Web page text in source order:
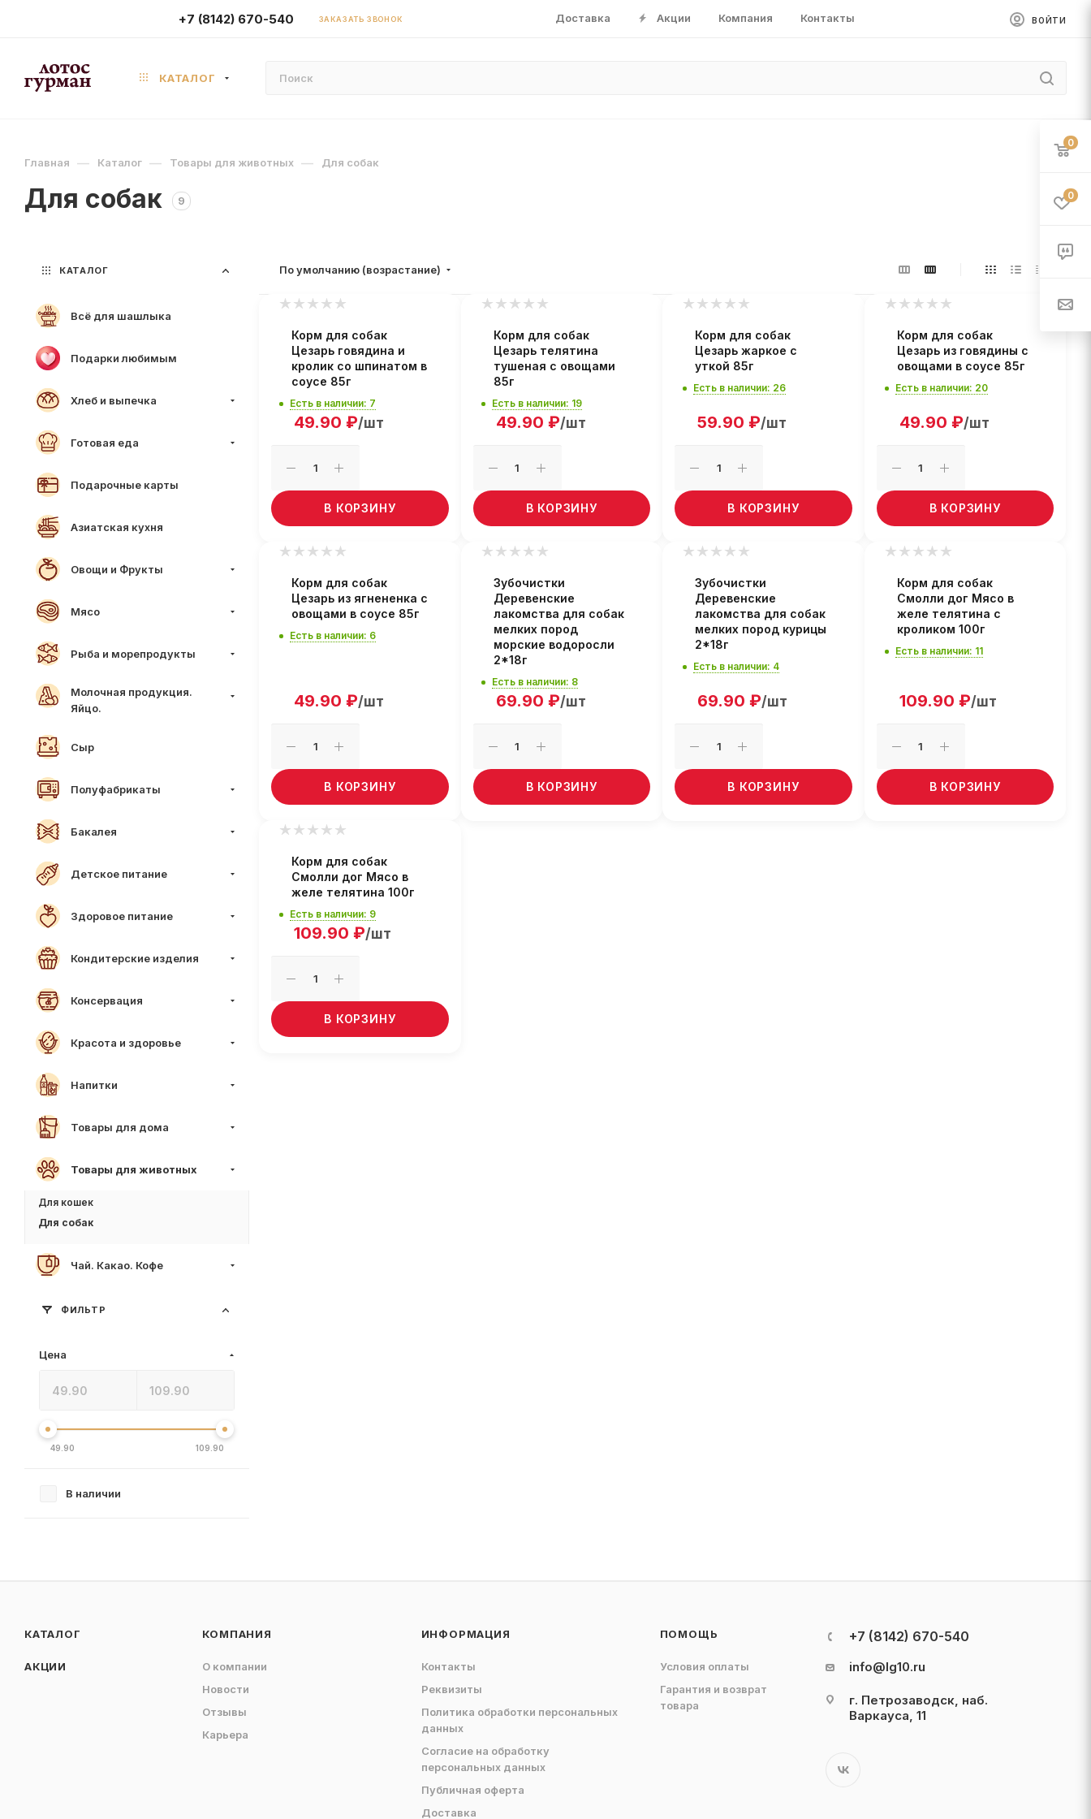
+7 (8142) 670-540 ЗАКАЗАТЬ ЗВОНОК Доставка Акции Компания Контакты ВОЙТИ
КАТАЛОГ
Главная — Каталог — Товары для животных — Для собак
Для собак 9
По умолчанию (возрастание)
Корм для собак
Цезарь говядина и
кролик со шпинатом в
соусе 85г
Есть в наличии: 7
49.90 ₽/шт
В КОРЗИНУ
Корм для собак
Цезарь телятина
тушеная с овощами
85г
Есть в наличии: 19
49.90 ₽/шт
В КОРЗИНУ
Корм для собак
Цезарь жаркое с
уткой 85г
Есть в наличии: 26
59.90 ₽/шт
В КОРЗИНУ
Корм для собак
Цезарь из говядины с
овощами в соусе 85г
Есть в наличии: 20
49.90 ₽/шт
В КОРЗИНУ
Корм для собак
Цезарь из ягнененка с
овощами в соусе 85г
Есть в наличии: 6
49.90 ₽/шт
В КОРЗИНУ
Зубочистки
Деревенские
лакомства для собак
мелких пород
морские водоросли
2*18г
Есть в наличии: 8
69.90 ₽/шт
В КОРЗИНУ
Зубочистки
Деревенские
лакомства для собак
мелких пород курицы
2*18г
Есть в наличии: 4
69.90 ₽/шт
В КОРЗИНУ
Корм для собак
Смолли дог Мясо в
желе телятина с
кроликом 100г
Есть в наличии: 11
109.90 ₽/шт
В КОРЗИНУ
Корм для собак
Смолли дог Мясо в
желе телятина 100г
Есть в наличии: 9
109.90 ₽/шт
В КОРЗИНУ
КАТАЛОГ
Всё для шашлыка
Подарки любимым
Хлеб и выпечка
Готовая еда
Подарочные карты
Азиатская кухня
Овощи и Фрукты
Мясо
Рыба и морепродукты
Молочная продукция.
Яйцо.
Сыр
Полуфабрикаты
Бакалея
Детское питание
Здоровое питание
Кондитерские изделия
Консервация
Красота и здоровье
Напитки
Товары для дома
Товары для животных
Для кошек
Для собак
Чай. Какао. Кофе
ФИЛЬТР
Цена
49.90 109.90
В наличии
КАТАЛОГ
АКЦИИ
КОМПАНИЯ
О компании
Новости
Отзывы
Карьера
ИНФОРМАЦИЯ
Контакты
Реквизиты
Политика обработки персональных
данных
Согласие на обработку
персональных данных
Публичная оферта
Доставка
ПОМОЩЬ
Условия оплаты
Гарантия и возврат
товара
+7 (8142) 670-540
info@lg10.ru
г. Петрозаводск, наб.
Варкауса, 11
0
0